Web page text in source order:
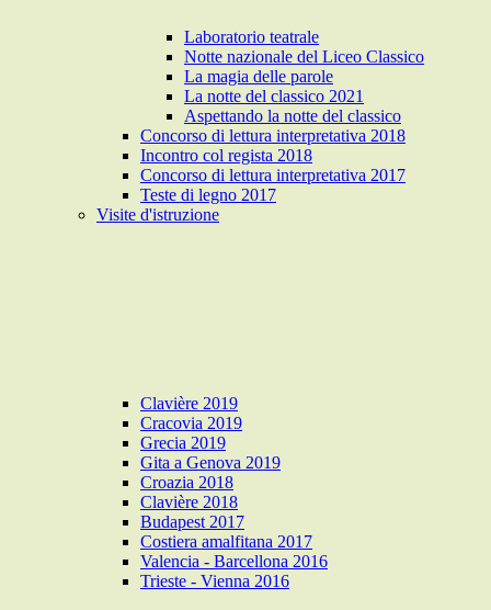
Laboratorio teatrale
Notte nazionale del Liceo Classico
La magia delle parole
La notte del classico 2021
Aspettando la notte del classico
Concorso di lettura interpretativa 2018
Incontro col regista 2018
Concorso di lettura interpretativa 2017
Teste di legno 2017
Visite d'istruzione
Clavière 2019
Cracovia 2019
Grecia 2019
Gita a Genova 2019
Croazia 2018
Clavière 2018
Budapest 2017
Costiera amalfitana 2017
Valencia - Barcellona 2016
Trieste - Vienna 2016